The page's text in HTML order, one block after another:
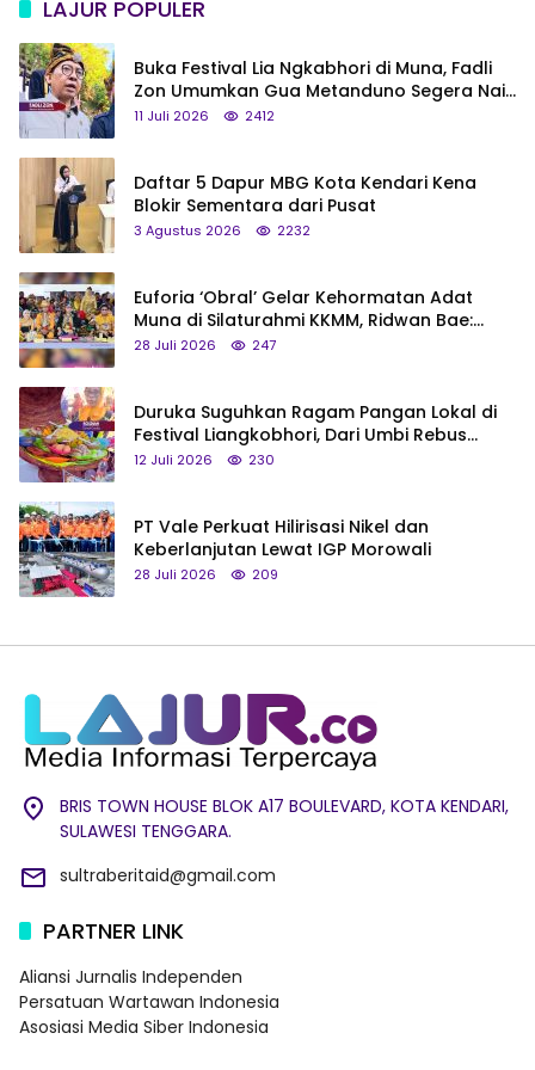
LAJUR POPULER
Buka Festival Lia Ngkabhori di Muna, Fadli
Zon Umumkan Gua Metanduno Segera Naik
Status Jadi Cagar Budaya Nasional
11 Juli 2026 2412
Daftar 5 Dapur MBG Kota Kendari Kena
Blokir Sementara dari Pusat
3 Agustus 2026 2232
Euforia ‘Obral’ Gelar Kehormatan Adat
Muna di Silaturahmi KKMM, Ridwan Bae:
Saya Bukan Tipe Begitu, Belum Pantas!
28 Juli 2026 247
Duruka Suguhkan Ragam Pangan Lokal di
Festival Liangkobhori, Dari Umbi Rebus
hingga Tumpeng Beras Muna
12 Juli 2026 230
PT Vale Perkuat Hilirisasi Nikel dan
Keberlanjutan Lewat IGP Morowali
28 Juli 2026 209
BRIS TOWN HOUSE BLOK A17 BOULEVARD, KOTA KENDARI,
SULAWESI TENGGARA.
sultraberitaid@gmail.com
PARTNER LINK
Aliansi Jurnalis Independen
Persatuan Wartawan Indonesia
Asosiasi Media Siber Indonesia